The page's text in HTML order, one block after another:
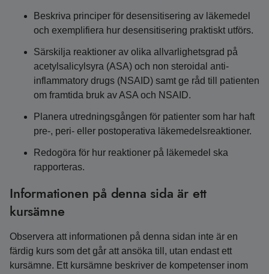
Beskriva principer för desensitisering av läkemedel
och exemplifiera hur desensitisering praktiskt utförs.
Särskilja reaktioner av olika allvarlighetsgrad på
acetylsalicylsyra (ASA) och non steroidal anti-
inflammatory drugs (NSAID) samt ge råd till patienten
om framtida bruk av ASA och NSAID.
Planera utredningsgången för patienter som har haft
pre-, peri- eller postoperativa läkemedelsreaktioner.
Redogöra för hur reaktioner på läkemedel ska
rapporteras.
Informationen på denna sida är ett
kursämne
Observera att informationen på denna sidan inte är en
färdig kurs som det går att ansöka till, utan endast ett
kursämne. Ett kursämne beskriver de kompetenser inom